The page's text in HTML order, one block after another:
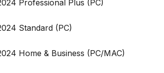
Professional Plus (PC)
Standard (PC)
Home & Business (PC/MAC)